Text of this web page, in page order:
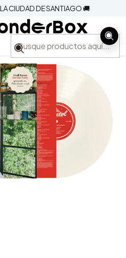
CIUDAD DE SANTIAGO 🚚